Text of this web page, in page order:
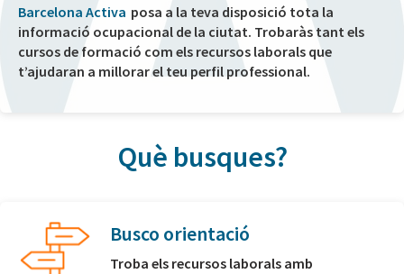
Barcelona Activa posa a la teva disposició tota la
informació ocupacional de la ciutat. Trobaràs tant els
cursos de formació com els recursos laborals que
t’ajudaran a millorar el teu perfil professional.
Què busques?
Busco orientació
Troba els recursos laborals amb